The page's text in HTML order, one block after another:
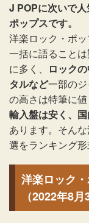
J POPに次いで
ポップスです。
洋楽ロック・ポ
一括に語ること
に多く、
ロック
タルなど一部の
の高さは特筆に値
輸入盤は安く、
あります。そん
選をランキング
洋楽ロック
（2022年8